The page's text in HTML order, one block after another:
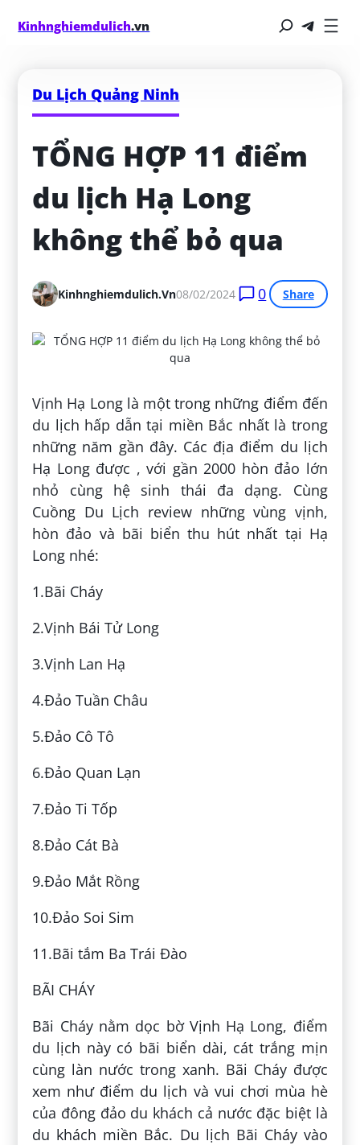
Kinhnghiemdulich.vn
Du Lịch Quảng Ninh
TỔNG HỢP 11 điểm
du lịch Hạ Long
không thể bỏ qua
Kinhnghiemdulich.vn08/02/2024 0 Share
Vịnh Hạ Long là một trong những điểm đến
du lịch hấp dẫn tại miền Bắc nhất là trong
những năm gần đây. Các địa điểm du lịch
Hạ Long được , với gần 2000 hòn đảo lớn
nhỏ cùng hệ sinh thái đa dạng. Cùng
Cuồng Du Lịch review những vùng vịnh,
hòn đảo và bãi biển thu hút nhất tại Hạ
Long nhé:
1.Bãi Cháy
2.Vịnh Bái Tử Long
3.Vịnh Lan Hạ
4.Đảo Tuần Châu
5.Đảo Cô Tô
6.Đảo Quan Lạn
7.Đảo Ti Tốp
8.Đảo Cát Bà
9.Đảo Mắt Rồng
10.Đảo Soi Sim
11.Bãi tắm Ba Trái Đào
BÃI CHÁY
Bãi Cháy nằm dọc bờ Vịnh Hạ Long, điểm
du lịch này có bãi biển dài, cát trắng mịn
cùng làn nước trong xanh. Bãi Cháy được
xem như điểm du lịch và vui chơi mùa hè
của đông đảo du khách cả nước đặc biệt là
du khách miền Bắc. Du lịch Bãi Cháy vào